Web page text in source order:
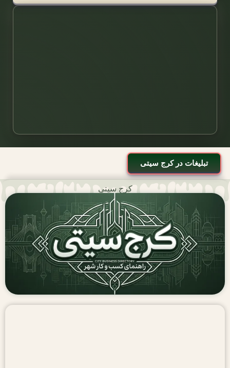
تبلیغات در کرج سیتی
کرج سیتی